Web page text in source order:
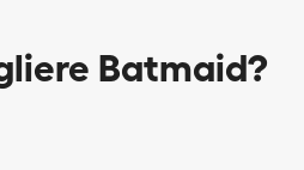
Batmaid?